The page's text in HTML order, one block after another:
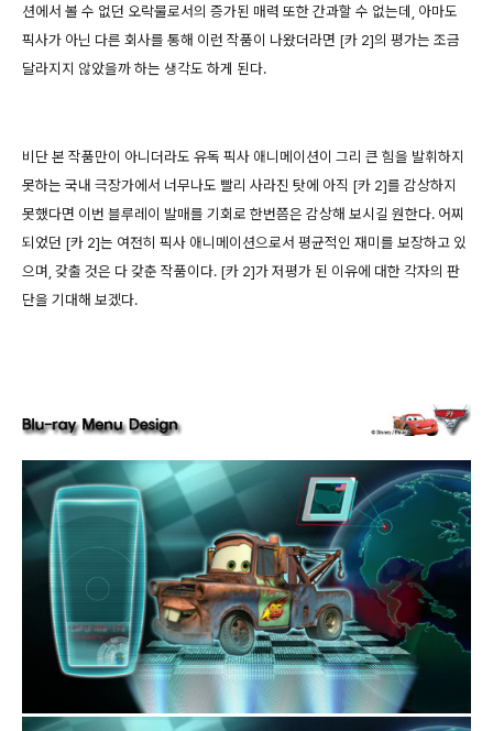
션에서 볼 수 없던 오락물로서의 증가된 매력 또한 간과할 수 없는데, 아마도
픽사가 아닌 다른 회사를 통해 이런 작품이 나왔더라면 [카 2]의 평가는 조금
달라지지 않았을까 하는 생각도 하게 된다.
비단 본 작품만이 아니더라도 유독 픽사 애니메이션이 그리 큰 힘을 발휘하지
못하는 국내 극장가에서 너무나도 빨리 사라진 탓에 아직 [카 2]를 감상하지
못했다면 이번 블루레이 발매를 기회로 한번쯤은 감상해 보시길 원한다. 어찌
되었던 [카 2]는 여전히 픽사 애니메이션으로서 평균적인 재미를 보장하고 있
으며, 갖출 것은 다 갖춘 작품이다. [카 2]가 저평가 된 이유에 대한 각자의 판
단을 기대해 보겠다.